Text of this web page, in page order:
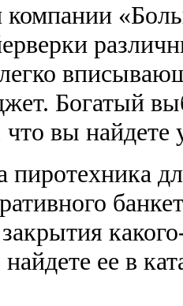
Богатый
что вы найдете
ее в